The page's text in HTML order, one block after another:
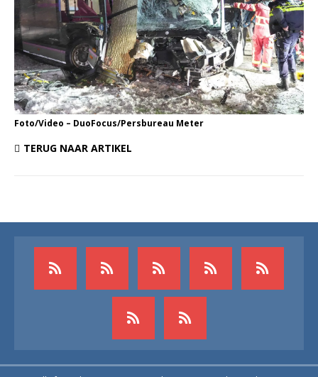
Foto/Video – DuoFocus/Persbureau Meter
TERUG NAAR ARTIKEL